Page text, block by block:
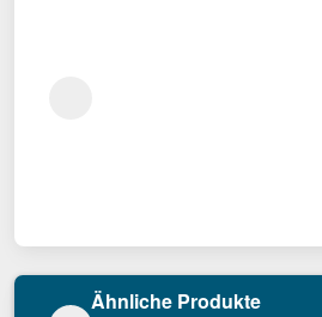
Ähnliche Produkte